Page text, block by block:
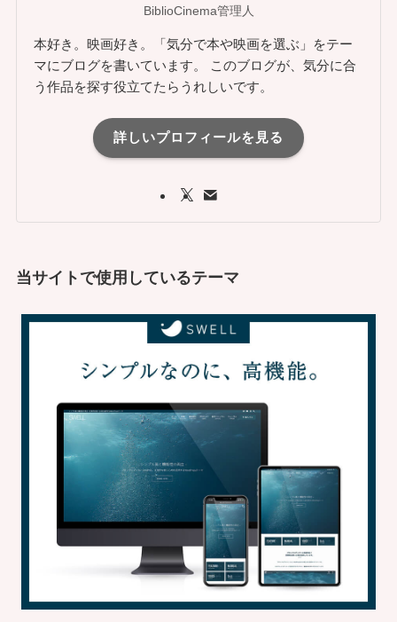
BiblioCinema管理人
本好き。映画好き。「気分で本や映画を選ぶ」をテー
マにブログを書いています。 このブログが、気分に合
う作品を探す役立てたらうれしいです。
詳しいプロフィールを見る
当サイトで使用しているテーマ